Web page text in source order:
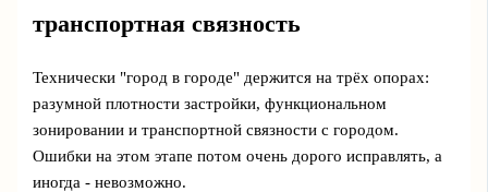
транспортная связность
Технически "город в городе" держится на трёх опорах:
разумной плотности застройки, функциональном
зонировании и транспортной связности с городом.
Ошибки на этом этапе потом очень дорого исправлять, а
иногда - невозможно.